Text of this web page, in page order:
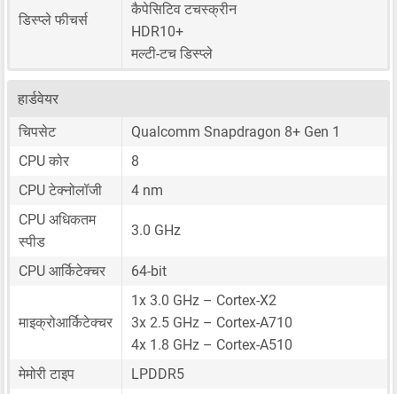
डिस्प्ले फीचर्स
कैपेसिटिव टचस्क्रीन
HDR10+
मल्टी-टच डिस्प्ले
हार्डवेयर
चिपसेट
Qualcomm Snapdragon 8+ Gen 1
CPU कोर
8
CPU टेक्नोलॉजी
4 nm
CPU अधिकतम
स्पीड
3.0 GHz
CPU आर्किटेक्चर 64-bit
माइक्रोआर्किटेक्चर
1x 3.0 GHz – Cortex-X2
3x 2.5 GHz – Cortex-A710
4x 1.8 GHz – Cortex-A510
मेमोरी टाइप
LPDDR5